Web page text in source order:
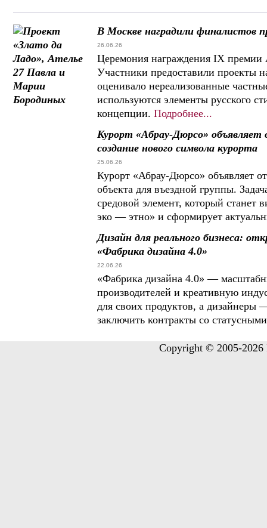
В Москве наградили финалистов
26.06.26
Церемония награждения IX
Участники предоставили проекты
оценивало нереализованные
используются элементы русского
концепции. Подробнее...
Курорт «Абрау-Дюрсо»
создание нового символа курорта
25.06.26
Курорт «Абрау-Дюрсо» объявляет
объекта для въездной группы.
средовой элемент, который
эко — этно» и сформирует
Дизайн для реального бизнеса:
«Фабрика дизайна 4.0»
22.06.26
«Фабрика дизайна 4.0» —
производителей и креативную
для своих продуктов, а дизайнеры
заключить контракты со
Copyright © 2005-2026